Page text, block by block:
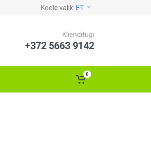
Keele valik: ET
Klienditugi
+372 5663 9142
0